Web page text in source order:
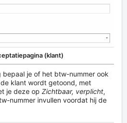
(klant)
bepaal je of het btw-nummer ook
klant wordt getoond, met
je deze op Zichtbaar, verplicht,
nummer invullen voordat hij de